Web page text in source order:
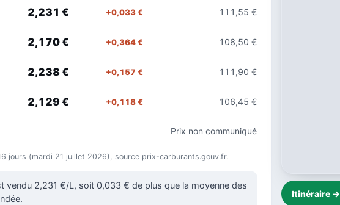
2,231 € +0,033 € 111,55 €
2,170 € +0,364 € 108,50 €
2,238 € +0,157 € 111,90 €
2,129 € +0,118 € 106,45 €
Prix non communiqué
jours (mardi 21 juillet 2026), source prix-carburants.gouv.fr.
vendu 2,231 €/L, soit 0,033 € de plus que la moyenne des
Itinéraire →